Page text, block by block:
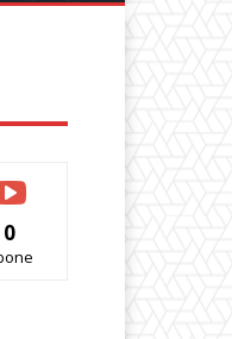
0